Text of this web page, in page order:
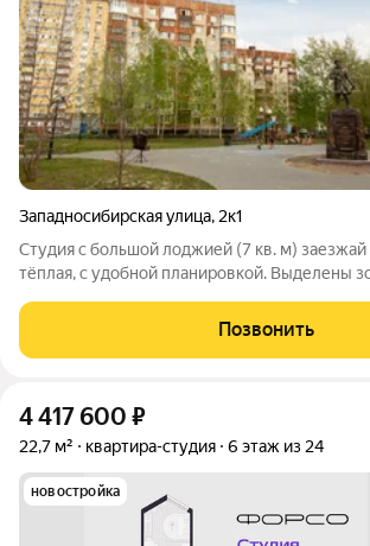
Западносибирская улица, 2к1
Студия с большой лоджией (7 кв. м) заезжай и живи! Светлая,
тёплая, с удобной планировкой. Выделены зоны: кухня, отдых,
Фильтры для
Позвонить
4 417 600 ₽
22,7 м² квартира-студия 6 этаж из 24
новостройка